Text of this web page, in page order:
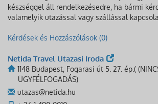
készséggel áll rendelkezésedre, ha bármi
valamelyik utazással vagy szállással
Kérdések és Hozzászólások (0)
Netida Travel Utazasi Iroda
1148 Budapest, Fogarasi út 5. 27. ép.(
ÜGYFÉLFOGADÁS)
utazas@netida.hu